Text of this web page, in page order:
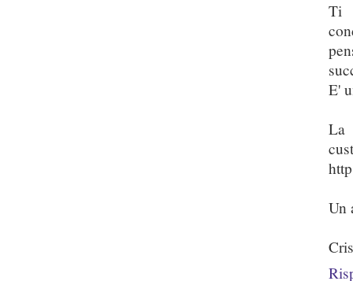
Ti
E'
La
Un